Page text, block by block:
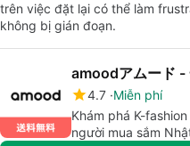
trên việc đặt lại có thể làm
không bị gián đoạn.
amoodアムード -
4.7 Miễn phí
Khám phá K-
người mua sắm